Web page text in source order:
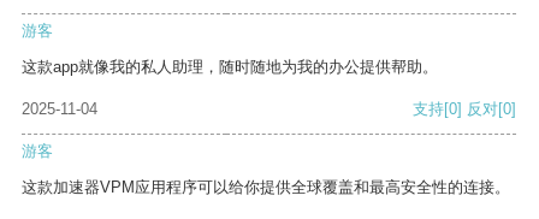
游客
这款app就像我的私人助理，随时随地为我的办公提供帮助。
2025-11-04 支持[0] 反对[0]
游客
这款加速器VPM应用程序可以给你提供全球覆盖和最高安全性的连接。